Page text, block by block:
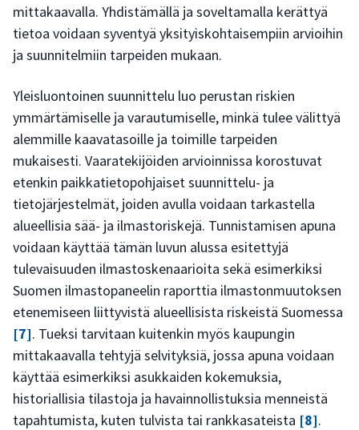
mittakaavalla. Yhdistämällä ja soveltamalla kerättyä
tietoa voidaan syventyä yksityiskohtaisempiin arvioihin
ja suunnitelmiin tarpeiden mukaan.
Yleisluontoinen suunnittelu luo perustan riskien
ymmärtämiselle ja varautumiselle, minkä tulee välittyä
alemmille kaavatasoille ja toimille tarpeiden
mukaisesti. Vaaratekijöiden arvioinnissa korostuvat
etenkin paikkatietopohjaiset suunnittelu- ja
tietojärjestelmät, joiden avulla voidaan tarkastella
alueellisia sää- ja ilmastoriskejä. Tunnistamisen apuna
voidaan käyttää tämän luvun alussa esitettyjä
tulevaisuuden ilmastoskenaarioita sekä esimerkiksi
Suomen ilmastopaneelin raporttia ilmastonmuutoksen
etenemiseen liittyvistä alueellisista riskeistä Suomessa
[7]. Tueksi tarvitaan kuitenkin myös kaupungin
mittakaavalla tehtyjä selvityksiä, jossa apuna voidaan
käyttää esimerkiksi asukkaiden kokemuksia,
historiallisia tilastoja ja havainnollistuksia menneistä
tapahtumista, kuten tulvista tai rankkasateista [8].